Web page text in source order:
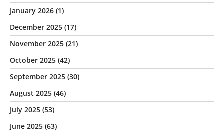
January 2026 (1)
December 2025 (17)
November 2025 (21)
October 2025 (42)
September 2025 (30)
August 2025 (46)
July 2025 (53)
June 2025 (63)